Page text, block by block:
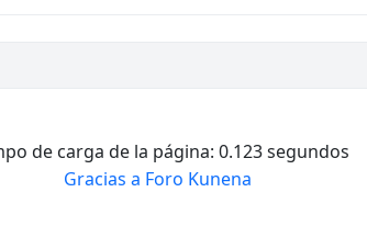
de carga de la página: 0.123 segundos
Gracias a Foro Kunena